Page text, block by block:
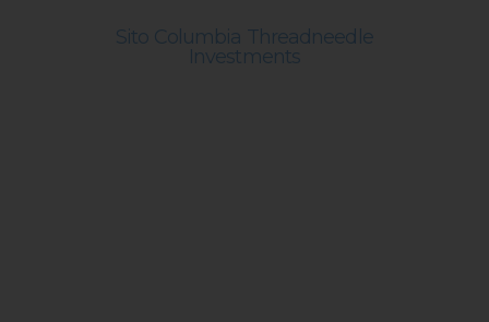
Sito Columbia Threadneedle
Investments